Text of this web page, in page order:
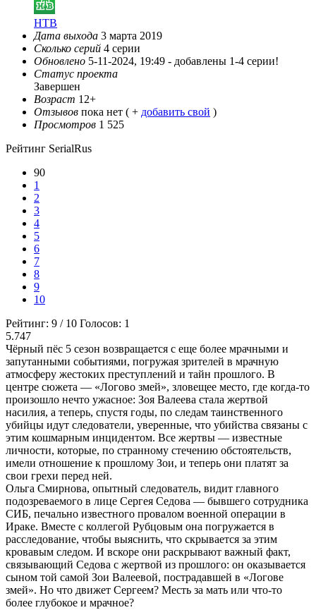
НТВ
Дата выхода 3 марта 2019
Сколько серий 4 серии
Обновлено 5-11-2024, 19:49 - добавлены 1-4 серии!
Статус проекта
Завершен
Возраст 12+
Отзывов пока нет ( + добавить свой )
Просмотров 1 525
Рейтинг SerialRus
90
1
2
3
4
5
6
7
8
9
10
Рейтинг: 9 / 10 Голосов: 1
5.747
Чёрный пёс 5 сезон возвращается с еще более мрачными и
запутанными событиями, погружая зрителей в мрачную
атмосферу жестоких преступлений и тайн прошлого. В
центре сюжета — «Логово змей», зловещее место, где когда-то
произошло нечто ужасное: Зоя Валеева стала жертвой
насилия, а теперь, спустя годы, по следам таинственного
убийцы идут следователи, уверенные, что убийства связаны с
этим кошмарным инцидентом. Все жертвы — известные
личности, которые, по странному стечению обстоятельств,
имели отношение к прошлому Зои, и теперь они платят за
свои грехи перед ней.
Ольга Смирнова, опытный следователь, видит главного
подозреваемого в лице Сергея Седова — бывшего сотрудника
СИБ, печально известного провалом военной операции в
Ираке. Вместе с коллегой Рубцовым она погружается в
расследование, чтобы выяснить, что скрывается за этим
кровавым следом. И вскоре они раскрывают важный факт,
связывающий Седова с жертвой из прошлого: он оказывается
сыном той самой Зои Валеевой, пострадавшей в «Логове
змей». Но что движет Сергеем? Месть за мать или что-то
более глубокое и мрачное?